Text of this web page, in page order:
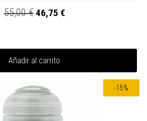
55,00 €46,75 €
Añadir al carrito
-15%